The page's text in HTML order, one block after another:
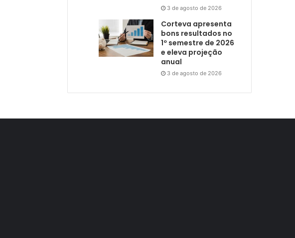
3 de agosto de 2026
Corteva apresenta
bons resultados no
1º semestre de 2026
e eleva projeção
anual
3 de agosto de 2026